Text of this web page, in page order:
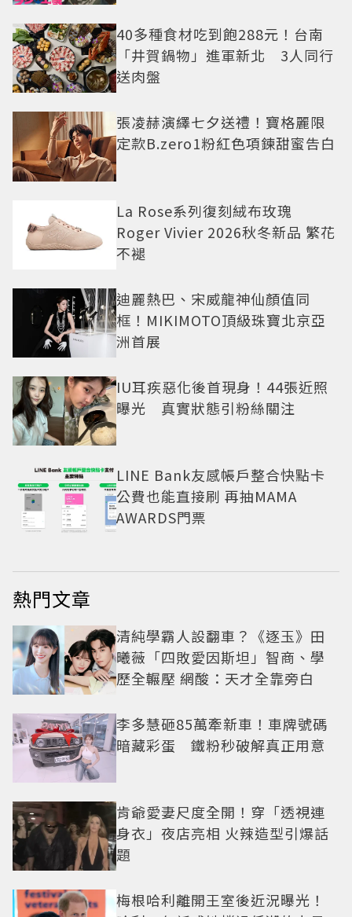
40多種食材吃到飽288元！台南
「井賀鍋物」進軍新北 3人同行
送肉盤
張凌赫演繹七夕送禮！寶格麗限
定款B.zero1粉紅色項鍊甜蜜告白
La Rose系列復刻絨布玫瑰
Roger Vivier 2026秋冬新品 繁花
不褪
迪麗熱巴、宋威龍神仙顏值同
框！MIKIMOTO頂級珠寶北京亞
洲首展
IU耳疾惡化後首現身！44張近照
曝光 真實狀態引粉絲關注
LINE Bank友感帳戶整合快點卡
公費也能直接刷 再抽MAMA
AWARDS門票
熱門文章
清純學霸人設翻車？《逐玉》田
曦薇「四敗愛因斯坦」智商、學
歷全輾壓 網酸：天才全靠旁白
李多慧砸85萬牽新車！車牌號碼
暗藏彩蛋 鐵粉秒破解真正用意
肯爺愛妻尺度全開！穿「透視連
身衣」夜店亮相 火辣造型引爆話
題
梅根哈利離開王室後近況曝光！